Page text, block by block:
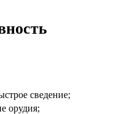
сведение;
орудия;